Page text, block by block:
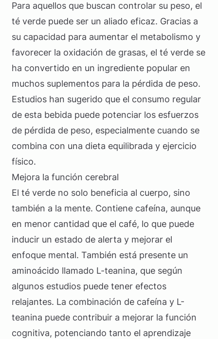
Para aquellos que buscan controlar su peso, el
té verde puede ser un aliado eficaz. Gracias a
su capacidad para aumentar el metabolismo y
favorecer la oxidación de grasas, el té verde se
ha convertido en un ingrediente popular en
muchos suplementos para la pérdida de peso.
Estudios han sugerido que el consumo regular
de esta bebida puede potenciar los esfuerzos
de pérdida de peso, especialmente cuando se
combina con una dieta equilibrada y ejercicio
físico.
Mejora la función cerebral
El té verde no solo beneficia al cuerpo, sino
también a la mente. Contiene cafeína, aunque
en menor cantidad que el café, lo que puede
inducir un estado de alerta y mejorar el
enfoque mental. También está presente un
aminoácido llamado L-teanina, que según
algunos estudios puede tener efectos
relajantes. La combinación de cafeína y L-
teanina puede contribuir a mejorar la función
cognitiva, potenciando tanto el aprendizaje